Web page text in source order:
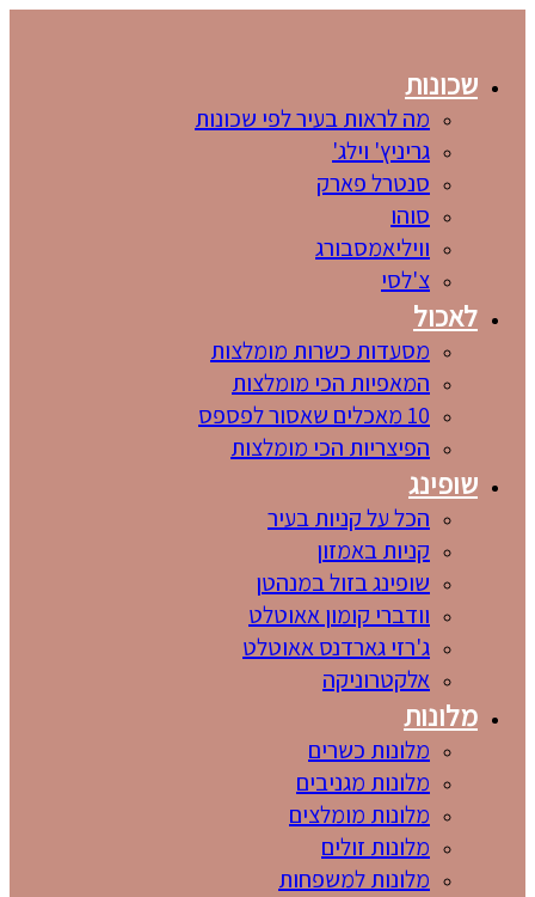
שכונות
מה לראות בעיר לפי שכונות
גריניץ' וילג'
סנטרל פארק
סוהו
וויליאמסבורג
צ'לסי
לאכול
מסעדות כשרות מומלצות
המאפיות הכי מומלצות
10 מאכלים שאסור לפספס
הפיצריות הכי מומלצות
שופינג
הכל על קניות בעיר
קניות באמזון
שופינג בזול במנהטן
וודברי קומון אאוטלט
ג'רזי גארדנס אאוטלט
אלקטרוניקה
מלונות
מלונות כשרים
מלונות מגניבים
מלונות מומלצים
מלונות זולים
מלונות למשפחות